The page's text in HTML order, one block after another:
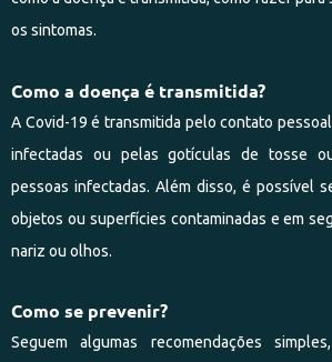
os sintomas.
Como a doença é transmitida?
A Covid-19 é transmitida pelo contato
infectadas ou pelas gotículas de tosse
pessoas infectadas. Além disso, é possível
objetos ou superfícies contaminadas e em
nariz ou olhos.
Como se prevenir?
Seguem algumas recomendações